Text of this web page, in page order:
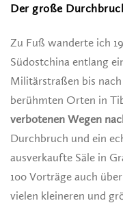
Der große
Zu Fuß wanderte ich
Südostchina entlang
Militärstraßen bis
berühmten Orten in
verbotenen Wegen
Durchbruch und ein
ausverkaufte Säle in
100 Vorträge auch
vielen kleineren und